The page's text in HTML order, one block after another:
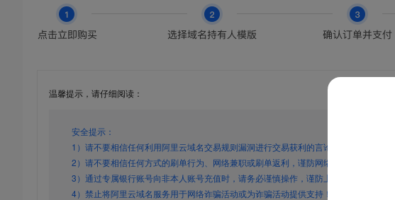
温馨提示，请仔细阅读：
安全提示：
1）请不要相信任何利用阿里云域名交易规则漏洞进行交易获利的言论，谨防上当受骗！
2）请不要相信任何方式的刷单行为、网络兼职或刷单返利，谨防网络诈骗！
3）通过专属银行账号向非本人账号充值时，请务必谨慎操作，谨防上当受骗！
4）禁止将阿里云域名服务用于网络诈骗活动或为诈骗活动提供支持！